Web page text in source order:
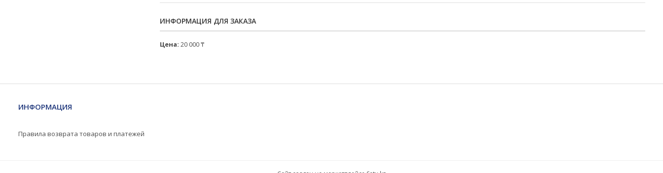
ИНФОРМАЦИЯ ДЛЯ ЗАКАЗА
Цена: 20 000 ₸
ИНФОРМАЦИЯ
Правила возврата товаров и платежей